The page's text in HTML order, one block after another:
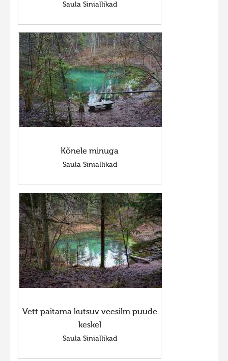
Saula Siniallikad
Kõnele minuga
Saula Siniallikad
Vett paitama kutsuv veesilm puude
keskel
Saula Siniallikad